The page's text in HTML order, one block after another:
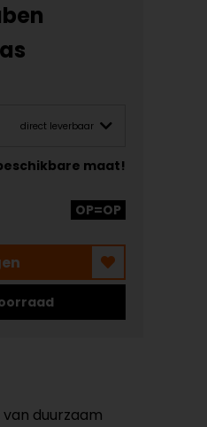
direct leverbaar
maat!
OP=OP
duurzaam